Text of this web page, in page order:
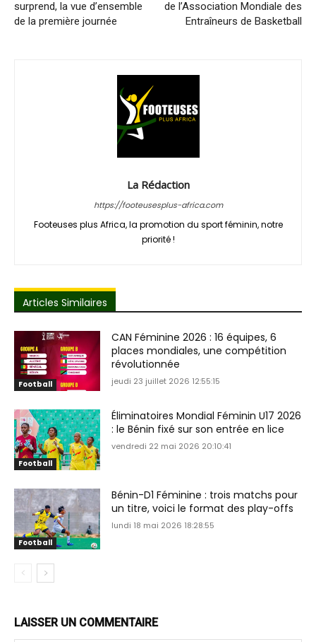
surprend, la vue d’ensemble
de la première journée
de l’Association Mondiale des
Entraîneurs de Basketball
La Rédaction
https://footeusesplus-africa.com
Footeuses plus Africa, la promotion du sport féminin, notre
priorité !
Articles Similaires
Football
CAN Féminine 2026 : 16 équipes, 6
places mondiales, une compétition
révolutionnée
jeudi 23 juillet 2026 12:55:15
Football
Éliminatoires Mondial Féminin U17 2026
: le Bénin fixé sur son entrée en lice
vendredi 22 mai 2026 20:10:41
Football
Bénin-D1 Féminine : trois matchs pour
un titre, voici le format des play-offs
lundi 18 mai 2026 18:28:55
LAISSER UN COMMENTAIRE